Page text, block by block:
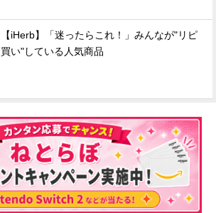
【iHerb】「迷ったらこれ！」みんなが"リピ
買い"している人気商品